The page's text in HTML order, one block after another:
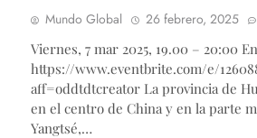
Mundo Global 26 febrero, 2025
Viernes, 7 mar 2025, 19.00 – 20:00
https://www.eventbrite.com/e/
aff=oddtdtcreator La provincia de
en el centro de China y en la parte
Yangtsé,…